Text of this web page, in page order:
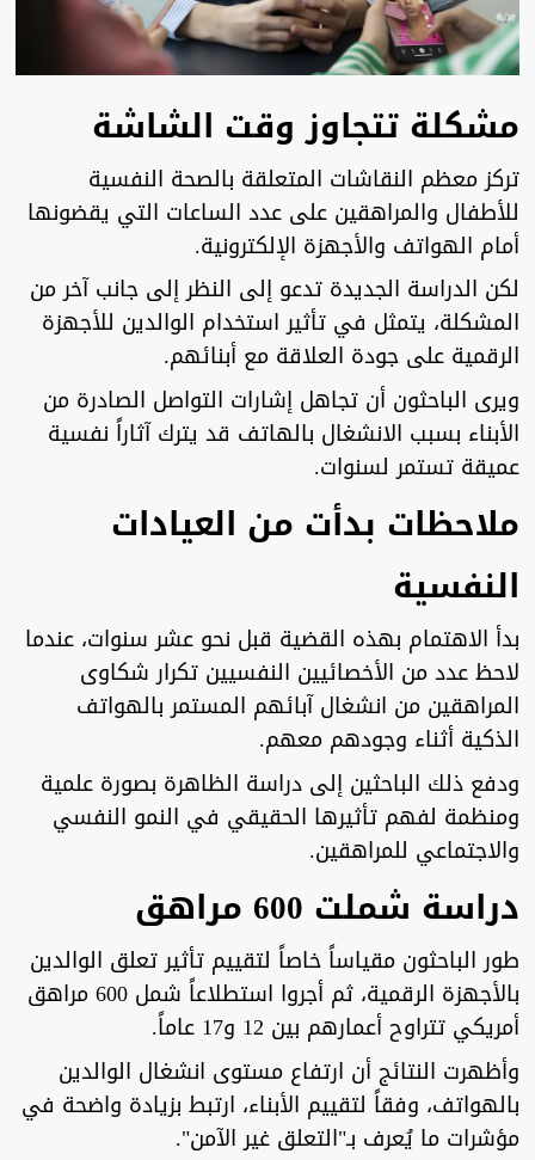
مشكلة تتجاوز وقت الشاشة
تركز معظم النقاشات المتعلقة بالصحة النفسية
للأطفال والمراهقين على عدد الساعات التي يقضونها
أمام الهواتف والأجهزة الإلكترونية.
لكن الدراسة الجديدة تدعو إلى النظر إلى جانب آخر من
المشكلة، يتمثل في تأثير استخدام الوالدين للأجهزة
الرقمية على جودة العلاقة مع أبنائهم.
ويرى الباحثون أن تجاهل إشارات التواصل الصادرة من
الأبناء بسبب الانشغال بالهاتف قد يترك آثاراً نفسية
عميقة تستمر لسنوات.
ملاحظات بدأت من العيادات
النفسية
بدأ الاهتمام بهذه القضية قبل نحو عشر سنوات، عندما
لاحظ عدد من الأخصائيين النفسيين تكرار شكاوى
المراهقين من انشغال آبائهم المستمر بالهواتف
الذكية أثناء وجودهم معهم.
ودفع ذلك الباحثين إلى دراسة الظاهرة بصورة علمية
ومنظمة لفهم تأثيرها الحقيقي في النمو النفسي
والاجتماعي للمراهقين.
دراسة شملت 600 مراهق
طور الباحثون مقياساً خاصاً لتقييم تأثير تعلق الوالدين
بالأجهزة الرقمية، ثم أجروا استطلاعاً شمل 600 مراهق
أمريكي تتراوح أعمارهم بين 12 و17 عاماً.
وأظهرت النتائج أن ارتفاع مستوى انشغال الوالدين
بالهواتف، وفقاً لتقييم الأبناء، ارتبط بزيادة واضحة في
مؤشرات ما يُعرف بـ"التعلق غير الآمن".